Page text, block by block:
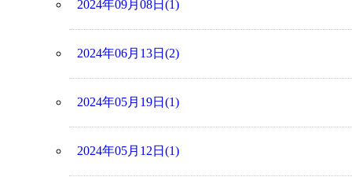
2024年09月08日(1)
2024年06月13日(2)
2024年05月19日(1)
2024年05月12日(1)